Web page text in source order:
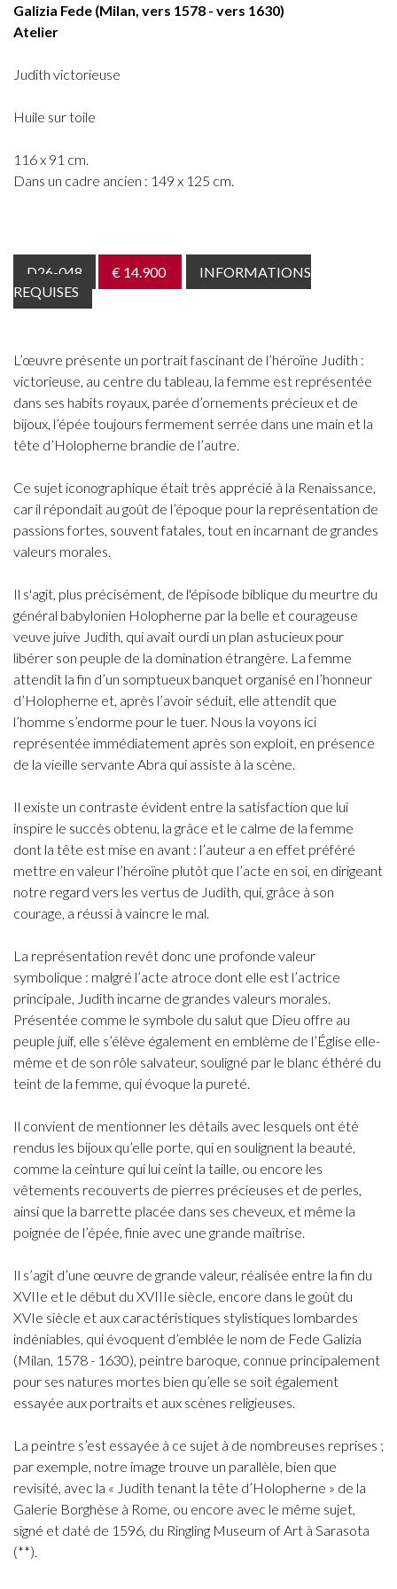
Galizia Fede (Milan, vers 1578 - vers 1630)
Atelier
Judith victorieuse
Huile sur toile
116 x 91 cm.
Dans un cadre ancien : 149 x 125 cm.
D26-048 € 14.900
INFORMATIONS
REQUISES
L’œuvre présente un portrait fascinant de l’héroïne Judith :
victorieuse, au centre du tableau, la femme est représentée
dans ses habits royaux, parée d’ornements précieux et de
bijoux, l’épée toujours fermement serrée dans une main et la
tête d’Holopherne brandie de l’autre.
Ce sujet iconographique était très apprécié à la Renaissance,
car il répondait au goût de l’époque pour la représentation de
passions fortes, souvent fatales, tout en incarnant de grandes
valeurs morales.
Il s'agit, plus précisément, de l'épisode biblique du meurtre du
général babylonien Holopherne par la belle et courageuse
veuve juive Judith, qui avait ourdi un plan astucieux pour
libérer son peuple de la domination étrangère. La femme
attendit la fin d’un somptueux banquet organisé en l’honneur
d’Holopherne et, après l’avoir séduit, elle attendit que
l’homme s’endorme pour le tuer. Nous la voyons ici
représentée immédiatement après son exploit, en présence
de la vieille servante Abra qui assiste à la scène.
Il existe un contraste évident entre la satisfaction que lui
inspire le succès obtenu, la grâce et le calme de la femme
dont la tête est mise en avant : l’auteur a en effet préféré
mettre en valeur l’héroïne plutôt que l’acte en soi, en dirigeant
notre regard vers les vertus de Judith, qui, grâce à son
courage, a réussi à vaincre le mal.
La représentation revêt donc une profonde valeur
symbolique : malgré l’acte atroce dont elle est l’actrice
principale, Judith incarne de grandes valeurs morales.
Présentée comme le symbole du salut que Dieu offre au
peuple juif, elle s’élève également en emblème de l’Église elle-
même et de son rôle salvateur, souligné par le blanc éthéré du
teint de la femme, qui évoque la pureté.
Il convient de mentionner les détails avec lesquels ont été
rendus les bijoux qu’elle porte, qui en soulignent la beauté,
comme la ceinture qui lui ceint la taille, ou encore les
vêtements recouverts de pierres précieuses et de perles,
ainsi que la barrette placée dans ses cheveux, et même la
poignée de l’épée, finie avec une grande maîtrise.
Il s’agit d’une œuvre de grande valeur, réalisée entre la fin du
XVIIe et le début du XVIIIe siècle, encore dans le goût du
XVIe siècle et aux caractéristiques stylistiques lombardes
indéniables, qui évoquent d’emblée le nom de Fede Galizia
(Milan, 1578 - 1630), peintre baroque, connue principalement
pour ses natures mortes bien qu’elle se soit également
essayée aux portraits et aux scènes religieuses.
La peintre s’est essayée à ce sujet à de nombreuses reprises ;
par exemple, notre image trouve un parallèle, bien que
revisité, avec la « Judith tenant la tête d’Holopherne » de la
Galerie Borghèse à Rome, ou encore avec le même sujet,
signé et daté de 1596, du Ringling Museum of Art à Sarasota
(**).